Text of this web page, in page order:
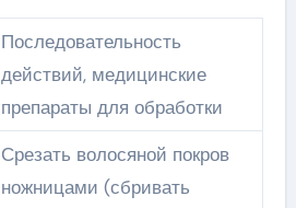
Последовательность
действий, медицинские
препараты для обработки
Срезать волосяной покров
ножницами (сбривать